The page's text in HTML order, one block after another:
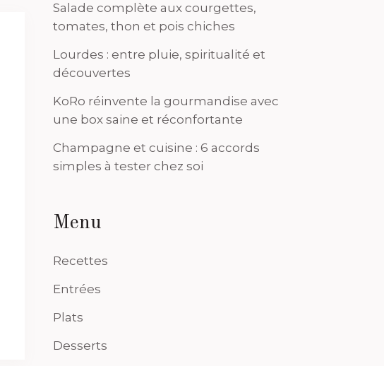
Salade complète aux courgettes,
tomates, thon et pois chiches
Lourdes : entre pluie, spiritualité et
découvertes
KoRo réinvente la gourmandise avec
une box saine et réconfortante
Champagne et cuisine : 6 accords
simples à tester chez soi
Menu
Recettes
Entrées
Plats
Desserts